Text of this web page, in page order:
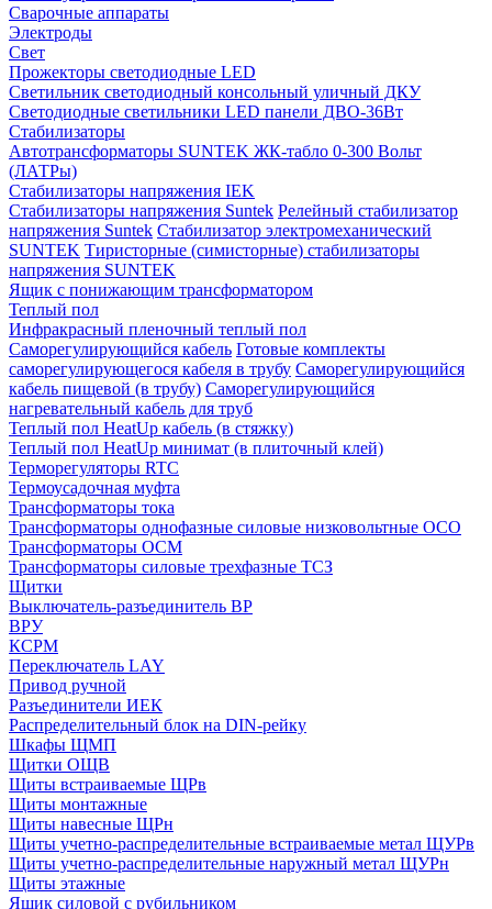
Сварочные аппараты
Электроды
Свет
Прожекторы светодиодные LED
Светильник светодиодный консольный уличный ДКУ
Светодиодные светильники LED панели ДВО-36Вт
Стабилизаторы
Автотрансформаторы SUNTEK ЖК-табло 0-300 Вольт
(ЛАТРы)
Стабилизаторы напряжения IEK
Стабилизаторы напряжения Suntek Релейный стабилизатор
напряжения Suntek Стабилизатор электромеханический
SUNTEK Тиристорные (симисторные) стабилизаторы
напряжения SUNTEK
Ящик с понижающим трансформатором
Теплый пол
Инфракрасный пленочный теплый пол
Саморегулирующийся кабель Готовые комплекты
саморегулирующегося кабеля в трубу Саморегулирующийся
кабель пищевой (в трубу) Саморегулирующийся
нагревательный кабель для труб
Теплый пол HeatUp кабель (в стяжку)
Теплый пол HeatUp минимат (в плиточный клей)
Терморегуляторы RTC
Термоусадочная муфта
Трансформаторы тока
Трансформаторы однофазные силовые низковольтные ОСО
Трансформаторы ОСМ
Трансформаторы силовые трехфазные ТСЗ
Щитки
Выключатель-разъединитель ВР
ВРУ
КСРМ
Переключатель LAY
Привод ручной
Разъединители ИЕК
Распределительный блок на DIN-рейку
Шкафы ЩМП
Щитки ОЩВ
Щиты встраиваемые ЩРв
Щиты монтажные
Щиты навесные ЩРн
Щиты учетно-распределительные встраиваемые метал ЩУРв
Щиты учетно-распределительные наружный метал ЩУРн
Щиты этажные
Ящик силовой с рубильником